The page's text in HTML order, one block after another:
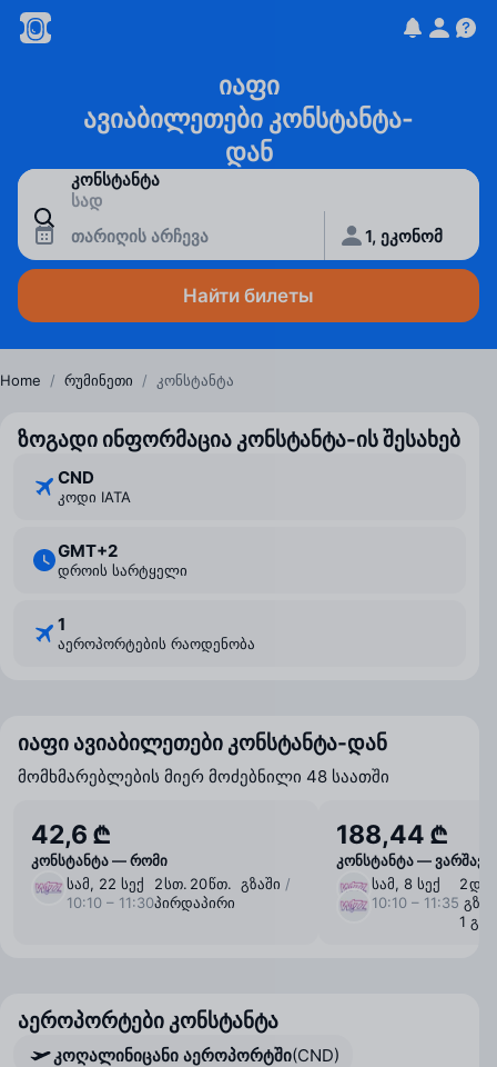
იაფი
ავიაბილეთები კონსტანტა-
დან
თარიღის არჩევა 1, ეკონომ
Найти билеты
Home / რუმინეთი / კონსტანტა
ზოგადი ინფორმაცია კონსტანტა-ის შესახებ
CND
კოდი IATA
GMT+2
დროის სარტყელი
1
აეროპორტების რაოდენობა
იაფი ავიაბილეთები კონსტანტა-დან
მომხმარებლების მიერ მოძებნილი 48 საათში
42,6 ₾
კონსტანტა — რომი
სამ, 22 სექ
10:10 – 11:30
2 ⁠სთ. 20 ⁠წთ. გზაში /
პირდაპირი
188,44 ₾
კონსტანტა — ვარშავა
სამ, 8 სექ
10:10 – 11:35
2
1
აეროპორტები კონსტანტა
კოღალინიცანი აეროპორტში(CND)